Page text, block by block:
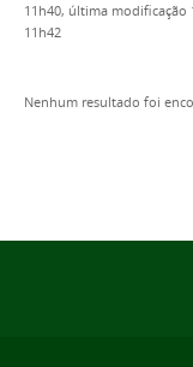
11h40, última modificação
11h42
Nenhum resultado foi